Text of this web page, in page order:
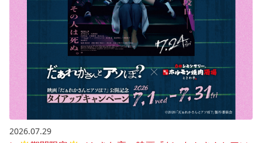
2026.07.29